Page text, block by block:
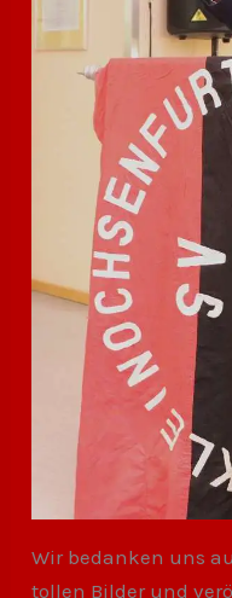
Wir bedanken uns
tollen Bilder und